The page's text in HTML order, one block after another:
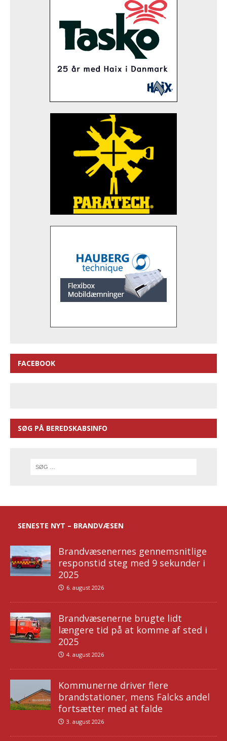
FACEBOOK
SØG PÅ BEREDSKABSINFO
SENESTE NYT – BRANDVÆSEN
Brandvæsenernes gennemsnitlige
responstid steg med 9 sekunder i
2025
6. august 2026
Brandvæsenerne brugte lidt
længere tid på at komme af sted i
2025
4. august 2026
Kommunerne driver flere
brandstationer, mens Falcks andel
fortsætter med at falde
3. august 2026